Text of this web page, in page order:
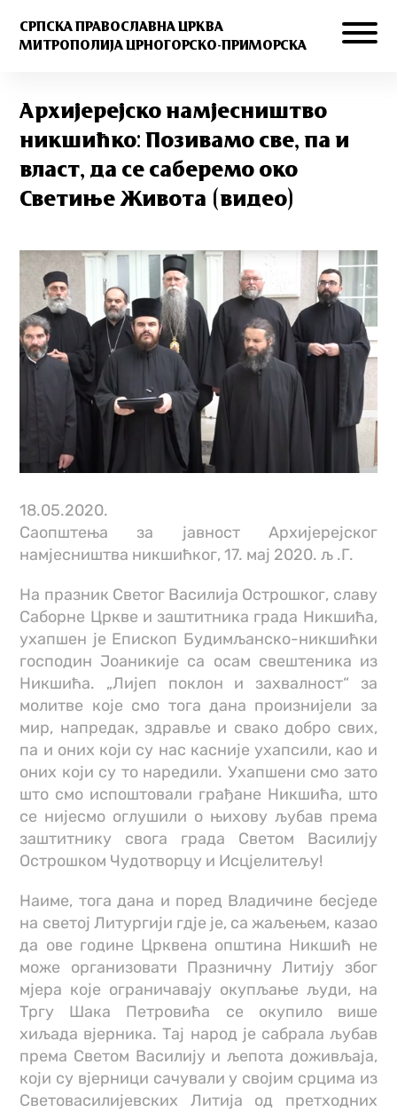
СРПСКА ПРАВОСЛАВНА ЦРКВА
МИТРОПОЛИЈА ЦРНОГОРСКО-ПРИМОРСКА
Архијерејско намјесништво
никшићко: Позивамо све, па и
власт, да се саберемо око
Светиње Живота (видео)
18.05.2020.
Саопштења за јавност Архијерејског
намјесништва никшићког, 17. мај 2020. љ .Г.
На празник Светог Василија Острошког, славу
Саборне Цркве и заштитника града Никшића,
ухапшен је Епископ Будимљанско-никшићки
господин Јоаникије са осам свештеника из
Никшића. „Лијеп поклон и захвалност“ за
молитве које смо тога дана произнијели за
мир, напредак, здравље и свако добро свих,
па и оних који су нас касније ухапсили, као и
оних који су то наредили. Ухапшени смо зато
што смо испоштовали грађане Никшића, што
се нијесмо оглушили о њихову љубав према
заштитнику свога града Светом Василију
Острошком Чудотворцу и Исцјелитељу!
Наиме, тога дана и поред Владичине бесједе
на светој Литургији гдје је, са жаљењем, казао
да ове године Црквена општина Никшић не
може организовати Празничну Литију због
мјера које ограничавају окупљање људи, на
Тргу Шака Петровића се окупило више
хиљада вјерника. Тај народ је сабрала љубав
према Светом Василију и љепота доживљаја,
који су вјерници сачували у својим срцима из
Световасилијевских Литија од претходних